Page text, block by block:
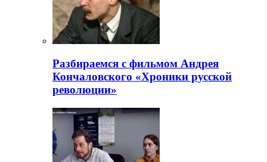
Разбираемся с фильмом Андрея
Кончаловского «Хроники русской
революции»